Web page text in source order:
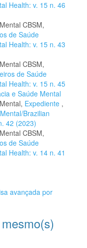
Health: v. 15 n. 46
CBSM,
de Saúde
Health: v. 15 n. 43
CBSM,
de Saúde
Health: v. 15 n. 45
e Saúde Mental
Expediente ,
Brazilian
42 (2023)
CBSM,
de Saúde
Health: v. 14 n. 41
avançada por